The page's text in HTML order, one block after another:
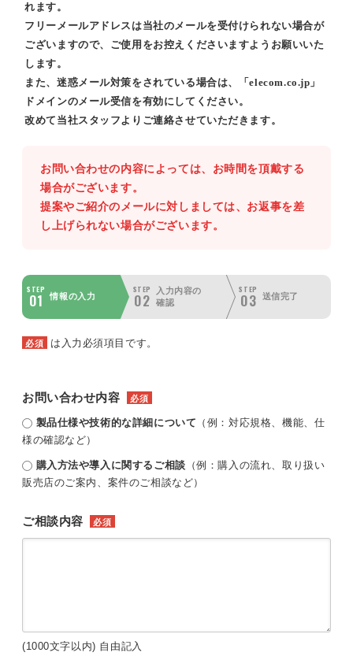
れます。
フリーメールアドレスは当社のメールを受付けられない場合が
ございますので、ご使用をお控えくださいますようお願いいた
します。
また、迷惑メール対策をされている場合は、「elecom.co.jp」
ドメインのメール受信を有効にしてください。
改めて当社スタッフよりご連絡させていただきます。
お問い合わせの内容によっては、お時間を頂戴する
場合がございます。
提案やご紹介のメールに対しましては、お返事を差
し上げられない場合がございます。
STEP
01 情報の入力
STEP
02
入力内容の
確認
STEP
03 送信完了
必須 は入力必須項目です。
お問い合わせ内容 必須
製品仕様や技術的な詳細について （例：対応規格、機能、仕
様の確認など）
購入方法や導入に関するご相談 （例：購入の流れ、取り扱い
販売店のご案内、案件のご相談など）
ご相談内容 必須
(1000文字以内) 自由記入